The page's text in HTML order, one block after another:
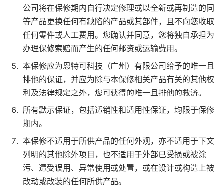
公司将在保修期内自行决定修理或以全新或再制造的同
等产品更换任何有缺陷的产品或其部件，且不向您收取
任何零件或人工费用。您确认并同意，您将独自承担为
办理保修索赔而产生的任何邮资或运输费用。
本保修应为恩特可科技（广州）有限公司给予的唯一且
排他的保证，并应为除与本保修相关产品有关的其他权
利及法律规定之外，您可获得的唯一且排他的救济。
所有默示保证，包括适销性和适用性保证，均限于保修
期内。
本保修不适用于所供产品的任何外观，亦不适用于下文
列明的其他除外项目，也不适用于外部已受损或被涂
污、遭受误用、异常使用或处置，或在设计或构造上被
改动或改装的任何所供产品。